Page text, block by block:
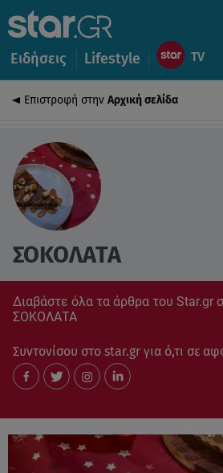
Ειδήσεις Lifestyle
Επιστροφή στην Αρχική σελίδα
ΣΟΚΟΛΑΤΑ
Διαβάστε όλα τα άρθρα του Star.gr
ΣΟΚΟΛΑΤΑ
Συντονίσου στο star.gr για ό,τι σε